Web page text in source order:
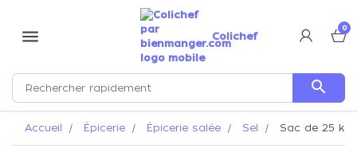
menu Colichef
0
search
Accueil Épicerie Épicerie salée Sel Sac de 25 kg